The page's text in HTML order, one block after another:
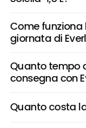
Come
giornata di
Quanto tempo
consegna con
Quanto costa